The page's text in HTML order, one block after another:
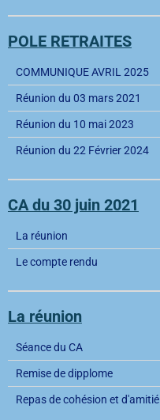
POLE RETRAITES
COMMUNIQUE AVRIL 2025
Réunion du 03 mars 2021
Réunion du 10 mai 2023
Réunion du 22 Février 2024
CA du 30 juin 2021
La réunion
Le compte rendu
La réunion
Séance du CA
Remise de dipplome
Repas de cohésion et d'amitié